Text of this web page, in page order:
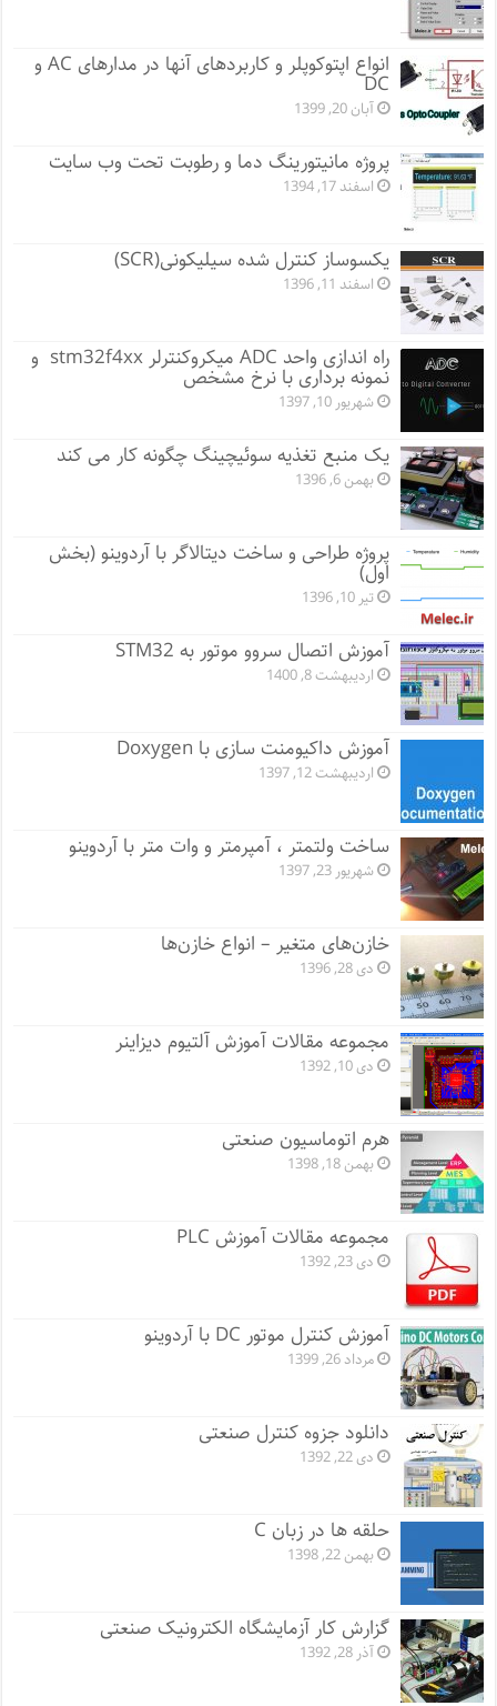
انواع اپتوکوپلر و کاربردهای آنها در مدارهای AC و
DC
آبان 20, 1399
پروژه مانيتورينگ دما و رطوبت تحت وب سایت
اسفند 17, 1394
یکسوساز کنترل شده سیلیکونی(SCR)
اسفند 11, 1396
راه اندازی واحد ADC میکروکنترلر stm32f4xx و
نمونه برداری با نرخ مشخص
شهریور 10, 1397
یک منبع تغذیه سوئیچینگ چگونه کار می کند
بهمن 6, 1396
پروژه طراحی و ساخت دیتالاگر با آردوینو (بخش
اول)
تیر 10, 1396
آموزش اتصال سروو موتور به STM32
اردیبهشت 8, 1400
آموزش داکیومنت سازی با Doxygen
اردیبهشت 12, 1397
ساخت ولتمتر ، آمپرمتر و وات متر با آردوینو
شهریور 23, 1397
خازن‌های متغیر – انواع خازن‌ها
دی 28, 1396
مجموعه مقالات آموزش آلتیوم دیزاینر
دی 10, 1392
هرم اتوماسیون صنعتی
بهمن 18, 1398
مجموعه مقالات آموزش PLC
دی 23, 1392
آموزش کنترل موتور DC با آردوینو
مرداد 26, 1399
دانلود جزوه کنترل صنعتی
دی 22, 1392
حلقه ها در زبان C
بهمن 22, 1398
گزارش کار آزمایشگاه الکترونیک صنعتی
آذر 28, 1392